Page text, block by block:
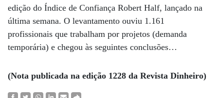
edição do Índice de Confiança Robert Half, lançado na
última semana. O levantamento ouviu 1.161
profissionais que trabalham por projetos (demanda
temporária) e chegou às seguintes conclusões…
(Nota publicada na edição 1228 da Revista Dinheiro)